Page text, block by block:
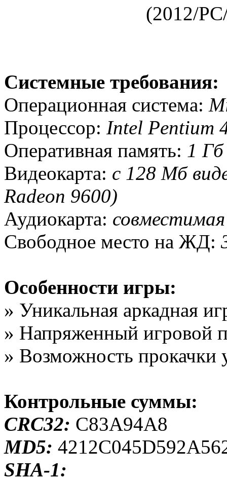
Системные требования:
Операционная система:
Процессор: Intel Pentium
Оперативная память: 1 Гб
Видеокарта: с 128 Мб
Radeon 9600)
Аудиокарта:
Свободное место на ЖД:
Особенности игры:
» Уникальная аркадная
» Напряженный игровой
» Возможность прокачки
Контрольные суммы:
CRC32: C83A94A8
MD5:
SHA-1: